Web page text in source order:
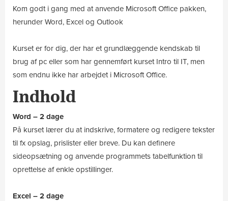
Kom godt i gang med at anvende Microsoft Office pakken,
herunder Word, Excel og Outlook
Kurset er for dig, der har et grundlæggende kendskab til
brug af pc eller som har gennemført kurset Intro til IT, men
som endnu ikke har arbejdet i Microsoft Office.
Indhold
Word – 2 dage
På kurset lærer du at indskrive, formatere og redigere tekster
til fx opslag, prislister eller breve. Du kan definere
sideopsætning og anvende programmets tabelfunktion til
oprettelse af enkle opstillinger.
Excel – 2 dage